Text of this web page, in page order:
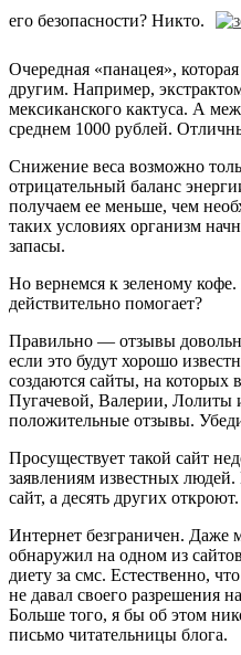
его безопасности? Никто.
Очередная «панацея»,
другим. Например,
мексиканского кактуса. А
среднем 1000 рублей.
Снижение веса возможно
отрицательный баланс
получаем ее меньше, чем
таких условиях организм
запасы.
Но вернемся к зеленому
действительно помогает?
Правильно — отзывы
если это будут хорошо
создаются сайты, на
Пугачевой, Валерии, Лолиты
положительные отзывы.
Просуществует такой сайт
заявлениям известных
сайт, а десять других откроют.
Интернет безграничен. Даже
обнаружил на одном из
диету за смс. Естественно,
не давал своего разрешения
Больше того, я бы об этом
письмо читательницы блога.